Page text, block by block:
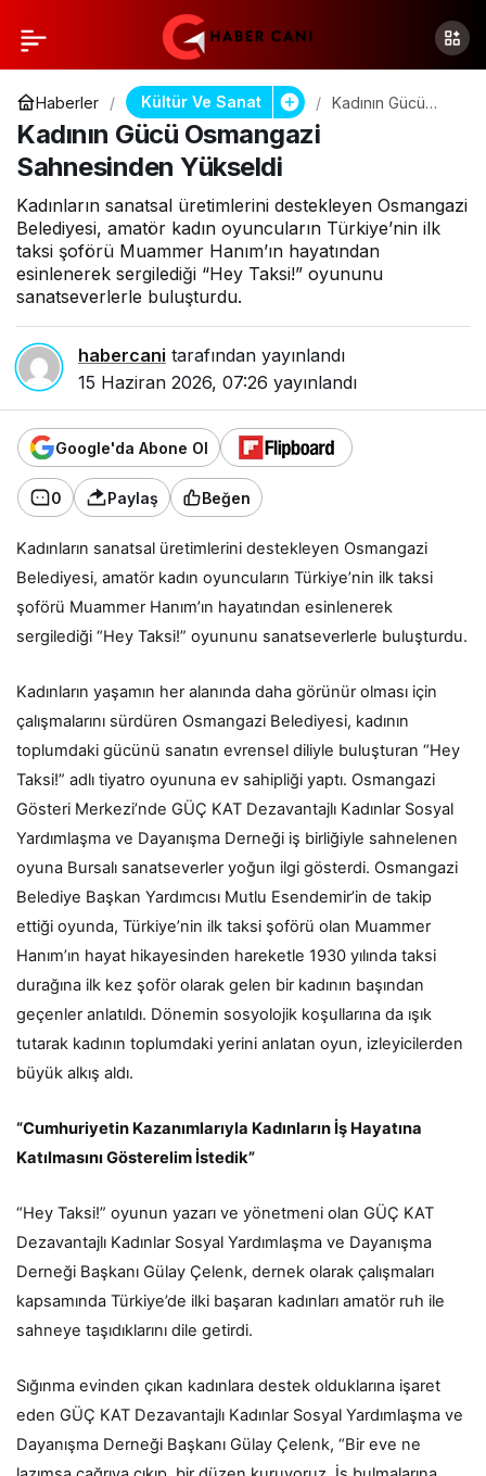
Haberler Kültür Ve Sanat
Kadının Gücü
Kadının Gücü Osmangazi
Sahnesinden Yükseldi
Kadınların sanatsal üretimlerini destekleyen Osmangazi
Belediyesi, amatör kadın oyuncuların Türkiye’nin ilk
taksi şoförü Muammer Hanım’ın hayatından
esinlenerek sergilediği “Hey Taksi!” oyununu
sanatseverlerle buluşturdu.
habercani tarafından yayınlandı
15 Haziran 2026, 07:26 yayınlandı
Google'da Abone Ol
0 Paylaş Beğen
Kadınların sanatsal üretimlerini destekleyen Osmangazi
Belediyesi, amatör kadın oyuncuların Türkiye’nin ilk taksi
şoförü Muammer Hanım’ın hayatından esinlenerek
sergilediği “Hey Taksi!” oyununu sanatseverlerle buluşturdu.
Kadınların yaşamın her alanında daha görünür olması için
çalışmalarını sürdüren Osmangazi Belediyesi, kadının
toplumdaki gücünü sanatın evrensel diliyle buluşturan “Hey
Taksi!” adlı tiyatro oyununa ev sahipliği yaptı. Osmangazi
Gösteri Merkezi’nde GÜÇ KAT Dezavantajlı Kadınlar Sosyal
Yardımlaşma ve Dayanışma Derneği iş birliğiyle sahnelenen
oyuna Bursalı sanatseverler yoğun ilgi gösterdi. Osmangazi
Belediye Başkan Yardımcısı Mutlu Esendemir’in de takip
ettiği oyunda, Türkiye’nin ilk taksi şoförü olan Muammer
Hanım’ın hayat hikayesinden hareketle 1930 yılında taksi
durağına ilk kez şoför olarak gelen bir kadının başından
geçenler anlatıldı. Dönemin sosyolojik koşullarına da ışık
tutarak kadının toplumdaki yerini anlatan oyun, izleyicilerden
büyük alkış aldı.
“Cumhuriyetin Kazanımlarıyla Kadınların İş Hayatına
Katılmasını Gösterelim İstedik”
“Hey Taksi!” oyunun yazarı ve yönetmeni olan GÜÇ KAT
Dezavantajlı Kadınlar Sosyal Yardımlaşma ve Dayanışma
Derneği Başkanı Gülay Çelenk, dernek olarak çalışmaları
kapsamında Türkiye’de ilki başaran kadınları amatör ruh ile
sahneye taşıdıklarını dile getirdi.
Sığınma evinden çıkan kadınlara destek olduklarına işaret
eden GÜÇ KAT Dezavantajlı Kadınlar Sosyal Yardımlaşma ve
Dayanışma Derneği Başkanı Gülay Çelenk, “Bir eve ne